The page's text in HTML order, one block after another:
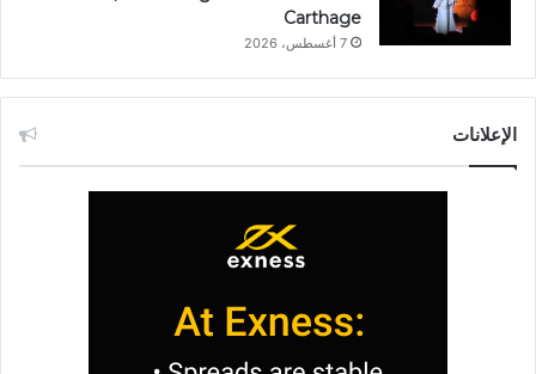
Carthage
7 أغسطس، 2026
الإعلانات